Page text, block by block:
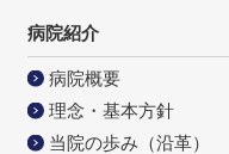
病院紹介
病院概要
理念・基本方針
当院の歩み（沿革）